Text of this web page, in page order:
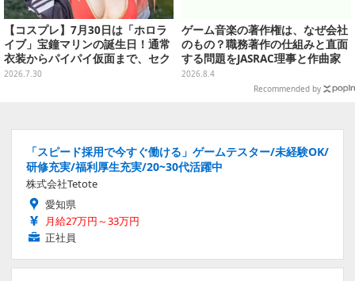
【コスプレ】7月30日は「ホロラ
イブ」宝鐘マリンの誕生日！通常
衣装からパイパイ仮面まで、セク
シーで可愛い美女レイヤーまとめ
2026.7.30
ゲーム音楽の著作権は、なぜ会社
のもの？職務著作の仕組みと直面
する問題をJASRAC理事と作曲家
が徹底解説【CEDEC 2026】
2026.8.4
Recommended by
「スピード採用で今すぐ働ける」ゲームテスター/未経験OK/
研修充実/福利厚生充実/20~30代活躍中
株式会社Tetote
愛知県
月給27万円～33万円
正社員